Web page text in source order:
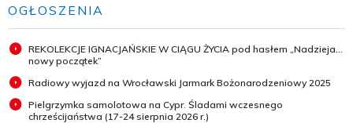
OGŁOSZENIA
REKOLEKCJE IGNACJAŃSKIE W CIĄGU ŻYCIA pod hasłem „Nadzieja...
nowy początek”
Radiowy wyjazd na Wrocławski Jarmark Bożonarodzeniowy 2025
Pielgrzymka samolotowa na Cypr. Śladami wczesnego
chrześcijaństwa (17-24 sierpnia 2026 r.)